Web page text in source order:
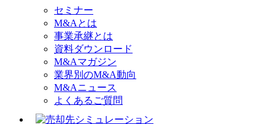
セミナー
M&Aとは
事業承継とは
資料ダウンロード
M&Aマガジン
業界別のM&A動向
M&Aニュース
よくあるご質問